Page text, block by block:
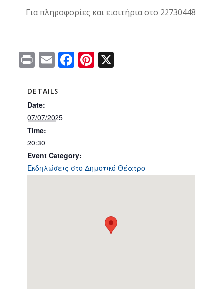
Για πληροφορίες και εισιτήρια στο 22730448
PrintEmailFacebook
Pinterest
X
DETAILS
Date:
07/07/2025
Time:
20:30
Event Category:
Εκδηλώσεις στο Δημοτικό Θέατρο